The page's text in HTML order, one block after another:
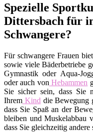
Spezielle
Dittersbach für
Schwangere?
Für schwangere Frauen
sowie viele Bäderbetriebe
Gymnastik oder Aqua-
oder auch von Hebammen
Sie sicher sein, dass Sie
Ihrem Kind die Bewegung
dass Sie Spaß an der
bleiben und Muskelabbau
dass Sie gleichzeitig